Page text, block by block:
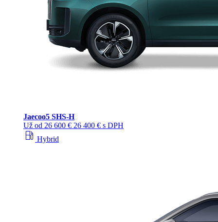
Jaecoo5 SHS-H
Už od 26 600 € 26 400 € s DPH
local_gas_station Hybrid